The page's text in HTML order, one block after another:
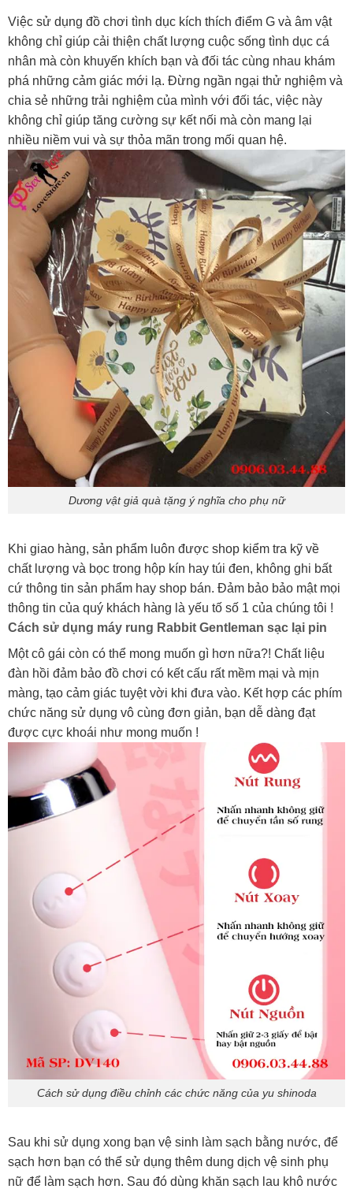
Việc sử dụng đồ chơi tình dục kích thích điểm G và âm vật
không chỉ giúp cải thiện chất lượng cuộc sống tình dục cá
nhân mà còn khuyến khích bạn và đối tác cùng nhau khám
phá những cảm giác mới lạ. Đừng ngần ngại thử nghiệm và
chia sẻ những trải nghiệm của mình với đối tác, việc này
không chỉ giúp tăng cường sự kết nối mà còn mang lại
nhiều niềm vui và sự thỏa mãn trong mối quan hệ.
Dương vật giả quà tặng ý nghĩa cho phụ nữ
Khi giao hàng, sản phẩm luôn được shop kiểm tra kỹ về
chất lượng và bọc trong hộp kín hay túi đen, không ghi bất
cứ thông tin sản phẩm hay shop bán. Đảm bảo bảo mật mọi
thông tin của quý khách hàng là yếu tố số 1 của chúng tôi !
Cách sử dụng máy rung Rabbit Gentleman sạc lại pin
Một cô gái còn có thể mong muốn gì hơn nữa?! Chất liệu
đàn hồi đảm bảo đồ chơi có kết cấu rất mềm mại và mịn
màng, tạo cảm giác tuyệt vời khi đưa vào. Kết hợp các phím
chức năng sử dụng vô cùng đơn giản, bạn dễ dàng đạt
được cực khoái như mong muốn !
Cách sử dụng điều chỉnh các chức năng của yu shinoda
Sau khi sử dụng xong bạn vệ sinh làm sạch bằng nước, để
sạch hơn bạn có thể sử dụng thêm dung dịch vệ sinh phụ
nữ để làm sạch hơn. Sau đó dùng khăn sạch lau khô nước